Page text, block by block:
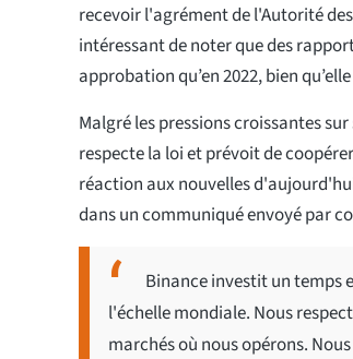
recevoir l'agrément de l'Autorité
intéressant de noter que des
approbation qu’en 2022, bien
Malgré les pressions croissantes
respecte la loi et prévoit de
réaction aux nouvelles
dans un communiqué envoyé par
Binance investit un temps
l'échelle mondiale. Nous
marchés où nous opérons.